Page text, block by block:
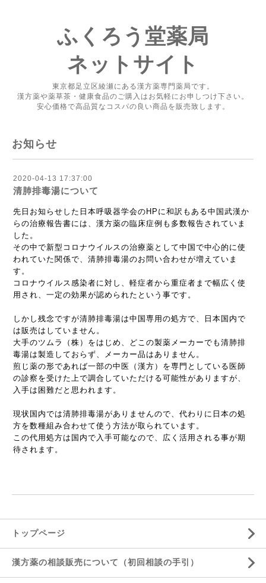
ふくろう堂薬局
ネットサイト
東京都足立区綾瀬にある漢方薬専門薬局です。
漢方薬や薬草茶・健康食品のご購入はお気軽にお申しつけ下さい。
安心価格で高品質なコスパの良い商品を販売致します。
お知らせ
2020-04-13 17:37:00
清肺排毒湯について
先日お知らせした日本呼吸器学会のHPに和訳もある中国武漢か
らの治療報告書には、漢方薬の臨床症例も多数報告されていま
した。
その中で新型コロナウイルスの治療薬として中国で中心的に使
われていた関係で、清肺排毒湯のお問い合わせが増えていま
す。
コロナウイルス感染者に対し、軽症者から重症者まで幅広く使
用され、一定の効果が認められたという事です。
しかし残念ですが清肺排毒湯は中国専用の処方で、日本国内で
は販売はしていません。
大手のツムラ（株）をはじめ、どこの製薬メーカーでも清肺排
毒湯は製造しておらず、メーカー品はありません。
煎じ薬の形であれば一部の中医（漢方）を専門としている医師
の診察を受けた上で調合していただける可能性がありますが、
入手は困難だと思われます。
現状国内では清肺排毒湯がありませんので、代わりに日本の処
方を数種組み合わせて使う方法が取られています。
この代用処方は国内で入手可能なので、広く活用される事が期
待されます。
トップページ
漢方薬の相談販売について（初回相談の手引）